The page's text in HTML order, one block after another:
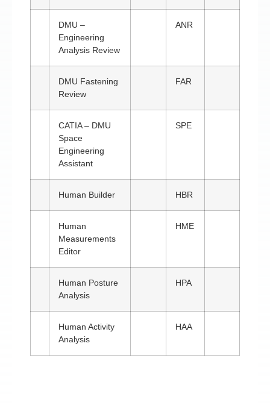
DMU –
Engineering
Analysis Review
ANR
DMU Fastening
Review
FAR
CATIA – DMU
Space
Engineering
Assistant
SPE
Human Builder HBR
Human
Measurements
Editor
HME
Human Posture
Analysis
HPA
Human Activity
Analysis
HAA